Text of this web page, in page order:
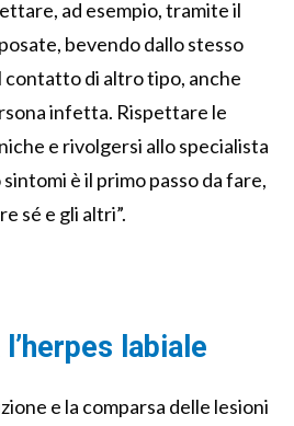
ad esempio, tramite il
bevendo dallo stesso
di altro tipo, anche
infetta. Rispettare le
e rivolgersi allo specialista
è il primo passo da fare,
sé e gli altri”.
labiale
e la comparsa delle lesioni